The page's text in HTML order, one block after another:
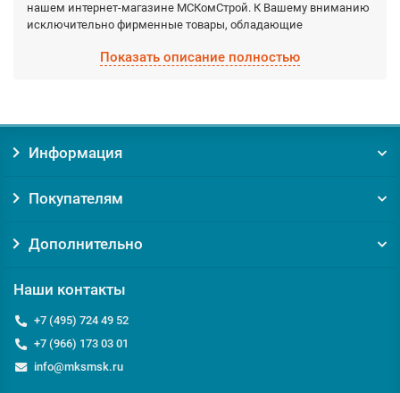
нашем интернет-магазине МСКомСтрой. К Вашему вниманию
исключительно фирменные товары, обладающие
фабрично из качественных материалов. Выберите
Заказывая товар Пена бытовая "Makroflex" у нас, вы
получаете:
контрафакта и подделок!
Помощь и консультацию по вопросам подбора и
Доставку по Московской области по выгодному тарифу
"Makroflex" или Монтажная пена бытовая, мы с удовольствием
Показать описание полностью
Информация
Покупателям
Дополнительно
Наши контакты
+7 (495) 724 49 52
+7 (966) 173 03 01
info@mksmsk.ru